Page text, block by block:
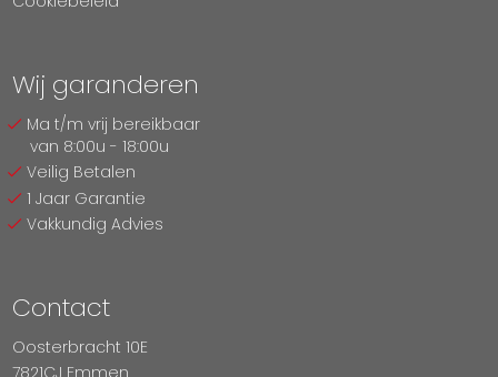
Wij garanderen
Ma t/m vrij bereikbaar
van 8:00u - 18:00u
Veilig Betalen
1 Jaar Garantie
Vakkundig Advies
Contact
Oosterbracht 10E
7821CJ Emmen